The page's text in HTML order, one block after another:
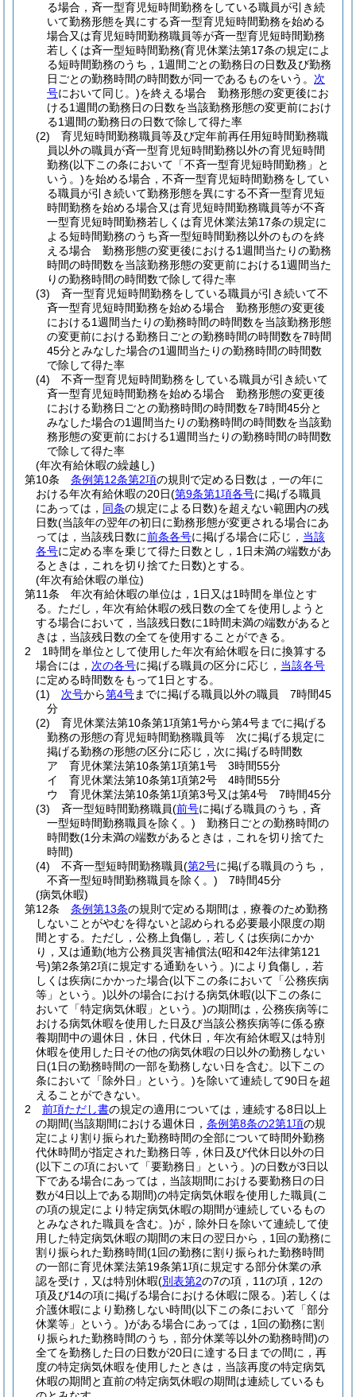
る場合，斉一型育児短時間勤務をしている職員が引き続
いて勤務形態を異にする斉一型育児短時間勤務を始める
場合又は育児短時間勤務職員等が斉一型育児短時間勤務
若しくは斉一型短時間勤務(育児休業法第17条の規定によ
る短時間勤務のうち，1週間ごとの勤務日の日数及び勤務
日ごとの勤務時間の時間数が同一であるものをいう。 次
号において同じ。)を終える場合 勤務形態の変更後にお
ける1週間の勤務日の日数を当該勤務形態の変更前におけ
る1週間の勤務日の日数で除して得た率
(2)
育児短時間勤務職員等及び定年前再任用短時間勤務職
員以外の職員が斉一型育児短時間勤務以外の育児短時間
勤務(以下この条において「不斉一型育児短時間勤務」と
いう。)を始める場合，不斉一型育児短時間勤務をしてい
る職員が引き続いて勤務形態を異にする不斉一型育児短
時間勤務を始める場合又は育児短時間勤務職員等が不斉
一型育児短時間勤務若しくは育児休業法第17条の規定に
よる短時間勤務のうち斉一型短時間勤務以外のものを終
える場合 勤務形態の変更後における1週間当たりの勤務
時間の時間数を当該勤務形態の変更前における1週間当た
りの勤務時間の時間数で除して得た率
(3)
斉一型育児短時間勤務をしている職員が引き続いて不
斉一型育児短時間勤務を始める場合 勤務形態の変更後
における1週間当たりの勤務時間の時間数を当該勤務形態
の変更前における勤務日ごとの勤務時間の時間数を7時間
45分とみなした場合の1週間当たりの勤務時間の時間数
で除して得た率
(4)
不斉一型育児短時間勤務をしている職員が引き続いて
斉一型育児短時間勤務を始める場合 勤務形態の変更後
における勤務日ごとの勤務時間の時間数を7時間45分と
みなした場合の1週間当たりの勤務時間の時間数を当該勤
務形態の変更前における1週間当たりの勤務時間の時間数
で除して得た率
(年次有給休暇の繰越し)
第10条
条例第12条第2項の規則で定める日数は，一の年に
おける年次有給休暇の20日(第9条第1項各号に掲げる職員
にあっては， 同条の規定による日数)を超えない範囲内の残
日数(当該年の翌年の初日に勤務形態が変更される場合にあ
っては，当該残日数に前条各号に掲げる場合に応じ， 当該
各号に定める率を乗じて得た日数とし，1日未満の端数があ
るときは，これを切り捨てた日数)とする。
(年次有給休暇の単位)
第11条
年次有給休暇の単位は，1日又は1時間を単位とす
る。 ただし，年次有給休暇の残日数の全てを使用しようと
する場合において，当該残日数に1時間未満の端数があると
きは，当該残日数の全てを使用することができる。
2
1時間を単位として使用した年次有給休暇を日に換算する
場合には， 次の各号に掲げる職員の区分に応じ， 当該各号
に定める時間数をもって1日とする。
(1)
次号から第4号までに掲げる職員以外の職員 7時間45
分
(2)
育児休業法第10条第1項第1号から第4号までに掲げる
勤務の形態の育児短時間勤務職員等 次に掲げる規定に
掲げる勤務の形態の区分に応じ，次に掲げる時間数
ア
育児休業法第10条第1項第1号 3時間55分
イ
育児休業法第10条第1項第2号 4時間55分
ウ
育児休業法第10条第1項第3号又は第4号 7時間45分
(3)
斉一型短時間勤務職員(前号に掲げる職員のうち，斉
一型短時間勤務職員を除く。) 勤務日ごとの勤務時間の
時間数(1分未満の端数があるときは，これを切り捨てた
時間)
(4)
不斉一型短時間勤務職員(第2号に掲げる職員のうち，
不斉一型短時間勤務職員を除く。) 7時間45分
(病気休暇)
第12条
条例第13条の規則で定める期間は，療養のため勤務
しないことがやむを得ないと認められる必要最小限度の期
間とする。 ただし，公務上負傷し，若しくは疾病にかか
り，又は通勤(地方公務員災害補償法(昭和42年法律第121
号)第2条第2項に規定する通勤をいう。)により負傷し，若
しくは疾病にかかった場合(以下この条において「公務疾病
等」という。)以外の場合における病気休暇(以下この条に
おいて「特定病気休暇」という。)の期間は，公務疾病等に
おける病気休暇を使用した日及び当該公務疾病等に係る療
養期間中の週休日，休日，代休日，年次有給休暇又は特別
休暇を使用した日その他の病気休暇の日以外の勤務しない
日(1日の勤務時間の一部を勤務しない日を含む。以下この
条において「除外日」という。)を除いて連続して90日を超
えることができない。
2
前項ただし書の規定の適用については，連続する8日以上
の期間(当該期間における週休日， 条例第8条の2第1項の規
定により割り振られた勤務時間の全部について時間外勤務
代休時間が指定された勤務日等，休日及び代休日以外の日
(以下この項において「要勤務日」という。)の日数が3日以
下である場合にあっては，当該期間における要勤務日の日
数が4日以上である期間)の特定病気休暇を使用した職員(こ
の項の規定により特定病気休暇の期間が連続しているもの
とみなされた職員を含む。)が，除外日を除いて連続して使
用した特定病気休暇の期間の末日の翌日から，1回の勤務に
割り振られた勤務時間(1回の勤務に割り振られた勤務時間
の一部に育児休業法第19条第1項に規定する部分休業の承
認を受け，又は特別休暇(別表第2の7の項，11の項，12の
項及び14の項に掲げる場合における休暇に限る。)若しくは
介護休暇により勤務しない時間(以下この条において「部分
休業等」という。)がある場合にあっては，1回の勤務に割
り振られた勤務時間のうち，部分休業等以外の勤務時間)の
全てを勤務した日の日数が20日に達する日までの間に，再
度の特定病気休暇を使用したときは，当該再度の特定病気
休暇の期間と直前の特定病気休暇の期間は連続しているも